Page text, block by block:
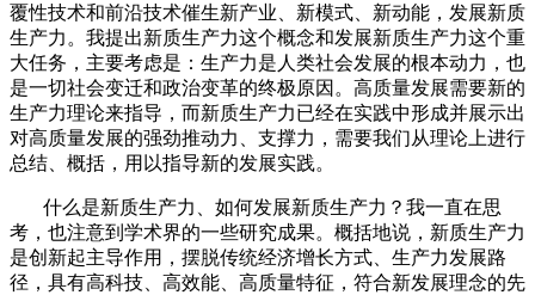
覆性技术和前沿技术催生新产业、新模式、新动能，发展新质
生产力。我提出新质生产力这个概念和发展新质生产力这个重
大任务，主要考虑是：生产力是人类社会发展的根本动力，也
是一切社会变迁和政治变革的终极原因。高质量发展需要新的
生产力理论来指导，而新质生产力已经在实践中形成并展示出
对高质量发展的强劲推动力、支撑力，需要我们从理论上进行
总结、概括，用以指导新的发展实践。
什么是新质生产力、如何发展新质生产力？我一直在思
考，也注意到学术界的一些研究成果。概括地说，新质生产力
是创新起主导作用，摆脱传统经济增长方式、生产力发展路
径，具有高科技、高效能、高质量特征，符合新发展理念的先